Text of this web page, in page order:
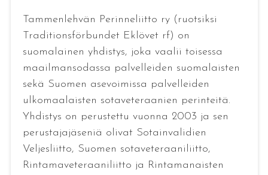
Tammenlehvän Perinneliitto ry (ruotsiksi
Traditionsförbundet Eklövet rf) on
suomalainen yhdistys, joka vaalii toisessa
maailmansodassa palvelleiden suomalaisten
sekä Suomen asevoimissa palvelleiden
ulkomaalaisten sotaveteraanien perinteitä.
Yhdistys on perustettu vuonna 2003 ja sen
perustajajäseniä olivat Sotainvalidien
Veljesliitto, Suomen sotaveteraaniliitto,
Rintamaveteraaniliitto ja Rintamanaisten